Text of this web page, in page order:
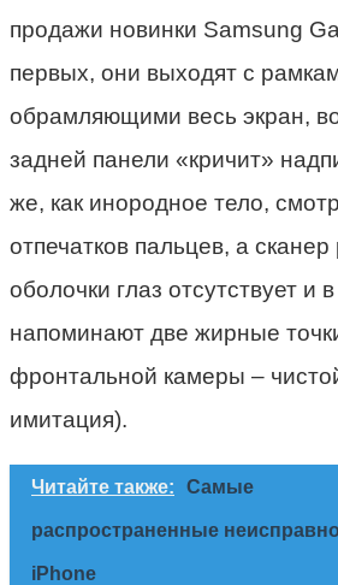
продажи новинки Samsung
первых, они выходят с
обрамляющими весь экран,
задней панели «кричит»
же, как инородное тело,
отпечатков пальцев, а
оболочки глаз отсутствует и
напоминают две жирные
фронтальной камеры –
имитация).
Читайте также: Самые
распространенные
iPhone